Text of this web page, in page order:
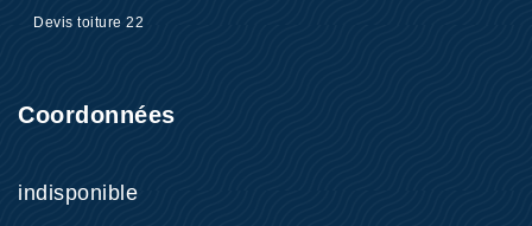
Devis toiture 22
Coordonnées
indisponible